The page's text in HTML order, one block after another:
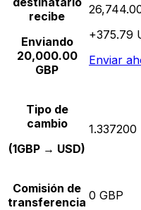
recibe
Enviando
20,000.00
GBP
+375.79
Enviar
Tipo de
cambio
(1GBP → USD)
1.337200
Comisión de
transferencia 0 GBP